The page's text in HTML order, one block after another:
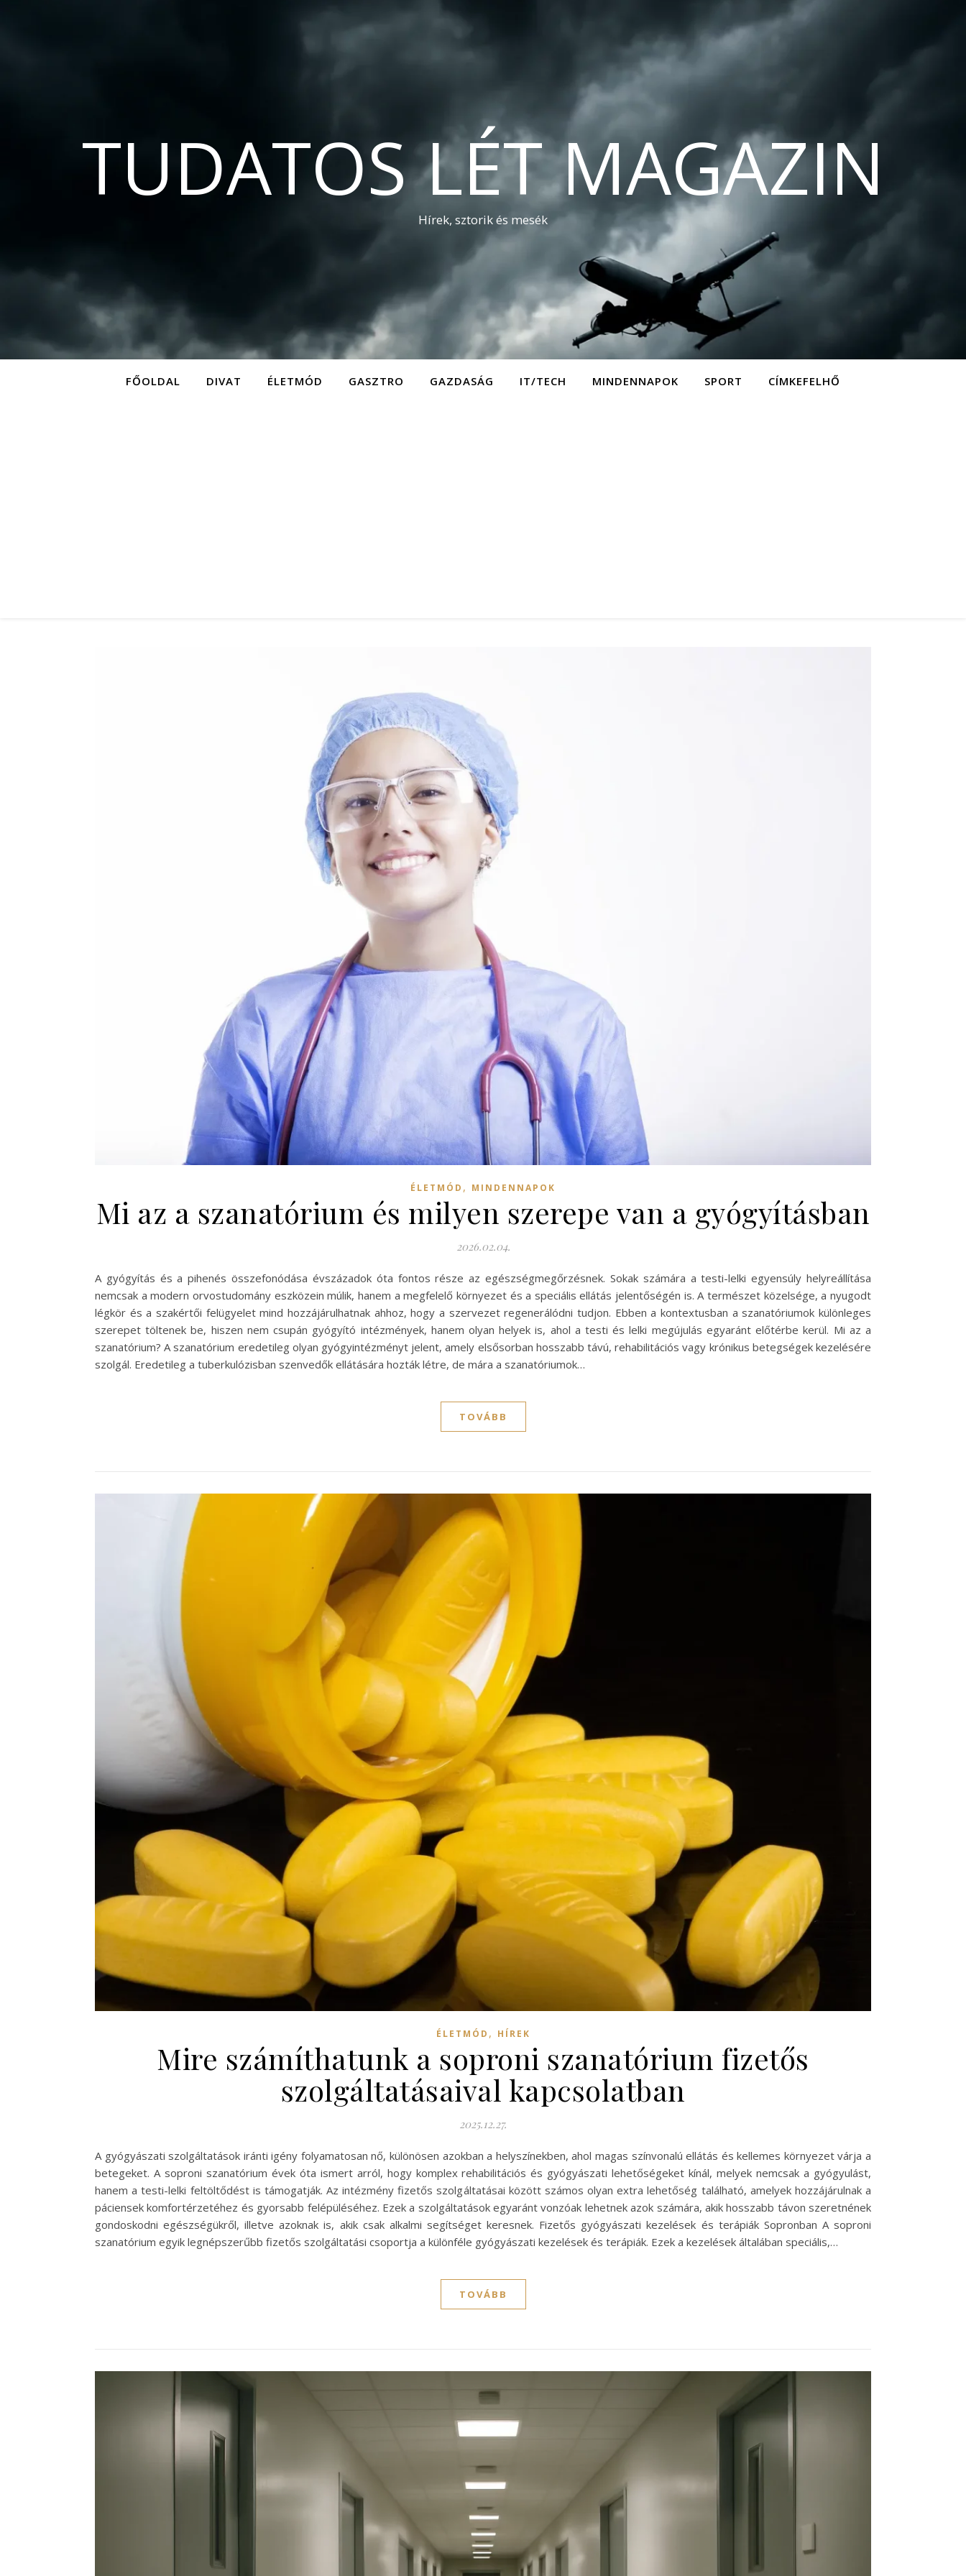
TUDATOS LÉT MAGAZIN
Hírek, sztorik és mesék
FŐOLDAL DIVAT ÉLETMÓD GASZTRO GAZDASÁG IT/TECH MINDENNAPOK SPORT CÍMKEFELHŐ
ÉLETMÓD , MINDENNAPOK
Mi az a szanatórium és milyen szerepe van a gyógyításban
2026.02.04.
A gyógyítás és a pihenés összefonódása évszázadok óta fontos része az egészségmegőrzésnek. Sokak számára a testi-lelki egyensúly helyreállítása
nemcsak a modern orvostudomány eszközein múlik, hanem a megfelelő környezet és a speciális ellátás jelentőségén is. A természet közelsége, a nyugodt
légkör és a szakértői felügyelet mind hozzájárulhatnak ahhoz, hogy a szervezet regenerálódni tudjon. Ebben a kontextusban a szanatóriumok különleges
szerepet töltenek be, hiszen nem csupán gyógyító intézmények, hanem olyan helyek is, ahol a testi és lelki megújulás egyaránt előtérbe kerül. Mi az a
szanatórium? A szanatórium eredetileg olyan gyógyintézményt jelent, amely elsősorban hosszabb távú, rehabilitációs vagy krónikus betegségek kezelésére
szolgál. Eredetileg a tuberkulózisban szenvedők ellátására hozták létre, de mára a szanatóriumok…
TOVÁBB
ÉLETMÓD , HÍREK
Mire számíthatunk a soproni szanatórium fizetős
szolgáltatásaival kapcsolatban
2025.12.27.
A gyógyászati szolgáltatások iránti igény folyamatosan nő, különösen azokban a helyszínekben, ahol magas színvonalú ellátás és kellemes környezet várja a
betegeket. A soproni szanatórium évek óta ismert arról, hogy komplex rehabilitációs és gyógyászati lehetőségeket kínál, melyek nemcsak a gyógyulást,
hanem a testi-lelki feltöltődést is támogatják. Az intézmény fizetős szolgáltatásai között számos olyan extra lehetőség található, amelyek hozzájárulnak a
páciensek komfortérzetéhez és gyorsabb felépüléséhez. Ezek a szolgáltatások egyaránt vonzóak lehetnek azok számára, akik hosszabb távon szeretnének
gondoskodni egészségükről, illetve azoknak is, akik csak alkalmi segítséget keresnek. Fizetős gyógyászati kezelések és terápiák Sopronban A soproni
szanatórium egyik legnépszerűbb fizetős szolgáltatási csoportja a különféle gyógyászati kezelések és terápiák. Ezek a kezelések általában speciális,…
TOVÁBB